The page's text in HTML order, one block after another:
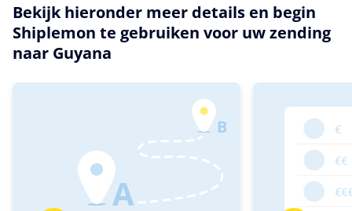
Bekijk hieronder meer details en begin
Shiplemon te gebruiken voor uw zending
naar Guyana